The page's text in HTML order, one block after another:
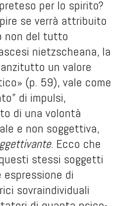
per lo spirito?
se verrà attribuito
non del tutto
nietzscheana, la
un valore
(p. 59), vale come
di impulsi,
di una volontà
e non soggettiva,
. Ecco che
stessi soggetti
espressione di
sovraindividuali